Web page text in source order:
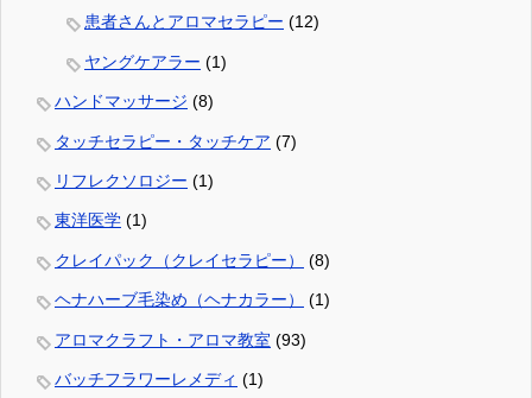
患者さんとアロマセラピー (12)
ヤングケアラー (1)
ハンドマッサージ (8)
タッチセラピー・タッチケア (7)
リフレクソロジー (1)
東洋医学 (1)
クレイパック（クレイセラピー） (8)
ヘナハーブ毛染め（ヘナカラー） (1)
アロマクラフト・アロマ教室 (93)
バッチフラワーレメディ (1)